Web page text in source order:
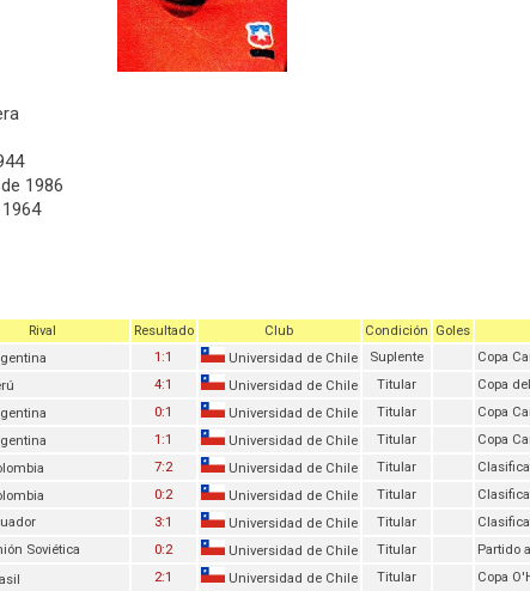
1986
Rival Resultado Club Condición Goles
1:1 Universidad de Chile Suplente
Copa
4:1 Universidad de Chile Titular
Copa
0:1 Universidad de Chile Titular
Copa
1:1 Universidad de Chile Titular
Copa
7:2 Universidad de Chile Titular
0:2 Universidad de Chile Titular
3:1 Universidad de Chile Titular
Soviética 0:2 Universidad de Chile Titular
Partido
2:1 Universidad de Chile Titular
Copa